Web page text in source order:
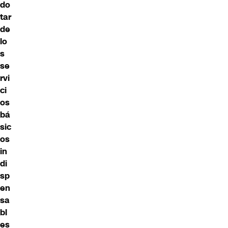
do
tar
de
lo
s
se
rvi
ci
os
bá
sic
os
in
di
sp
en
sa
bl
es